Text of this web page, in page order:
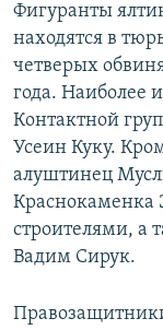
Фигуранты
находятся в
четверых
года. Наиболее
Контактной
Усеин Куку.
алуштинец
Краснокаменка
строителями, а
Вадим Сирук.